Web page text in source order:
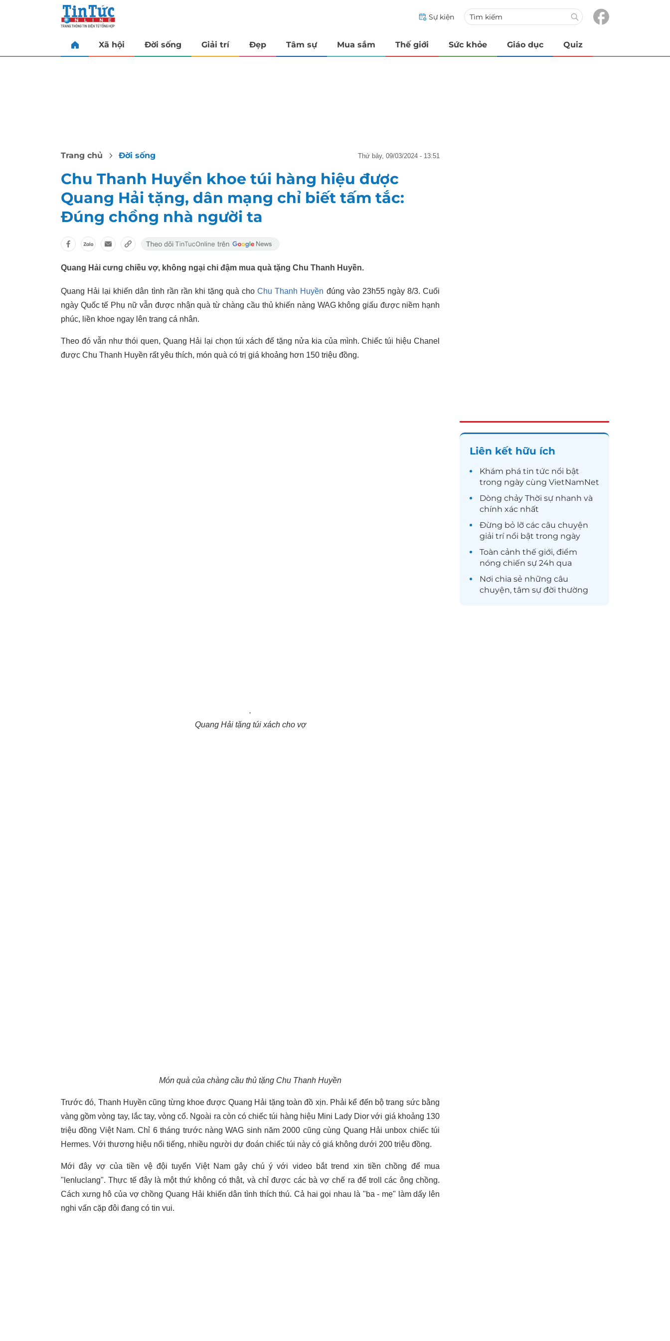
Sự kiện
Xã hội Đời sống Giải trí Đẹp Tâm sự Mua sắm Thế giới Sức khỏe Giáo dục Quiz
Trang chủ Đời sống thứ bảy, 09/03/2024 - 13:51
Chu Thanh Huyền khoe túi hàng hiệu được
Quang Hải tặng, dân mạng chỉ biết tấm tắc:
Đúng chồng nhà người ta
Quang Hải cưng chiều vợ, không ngại chi đậm mua quà tặng Chu Thanh Huyền.
Quang Hải lại khiến dân tình rần rần khi tặng quà choChu Thanh Huyền đúng vào 23h55 ngày 8/3. Cuối
ngày Quốc tế Phụ nữ vẫn được nhận quà từ chàng cầu thủ khiến nàng WAG không giấu được niềm hạnh
phúc, liền khoe ngay lên trang cá nhân.
Theo đó vẫn như thói quen, Quang Hải lại chọn túi xách để tặng nửa kia của mình. Chiếc túi hiệu Chanel
được Chu Thanh Huyền rất yêu thích, món quà có trị giá khoảng hơn 150 triệu đồng.
.
Quang Hải tặng túi xách cho vợ
Món quà của chàng cầu thủ tặng Chu Thanh Huyền
Trước đó, Thanh Huyền cũng từng khoe được Quang Hải tặng toàn đồ xịn. Phải kể đến bộ trang sức bằng
vàng gồm vòng tay, lắc tay, vòng cổ. Ngoài ra còn có chiếc túi hàng hiệu Mini Lady Dior với giá khoảng 130
triệu đồng Việt Nam. Chỉ 6 tháng trước nàng WAG sinh năm 2000 cũng cùng Quang Hải unbox chiếc túi
Hermes. Với thương hiệu nổi tiếng, nhiều người dự đoán chiếc túi này có giá không dưới 200 triệu đồng.
Mới đây vợ của tiền vệ đội tuyển Việt Nam gây chú ý với video bắt trend xin tiền chồng để mua
"lenluclang". Thực tế đây là một thứ không có thật, và chỉ được các bà vợ chế ra để troll các ông chồng.
Cách xưng hô của vợ chồng Quang Hải khiến dân tình thích thú. Cả hai gọi nhau là "ba - mẹ" làm dấy lên
nghi vấn cặp đôi đang có tin vui.
Liên kết hữu ích
Khám phá tin tức nổi bật
trong ngày cùng VietNamNet
Dòng chảy Thời sự nhanh và
chính xác nhất
Đừng bỏ lỡ các câu chuyện
giải trínổi bật trong ngày
Toàn cảnh thế giới, điểm
nóng chiến sự 24h qua
Nơi chia sẻ những câu
chuyện, tâm sự đời thường